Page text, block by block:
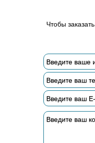
Чтобы заказать